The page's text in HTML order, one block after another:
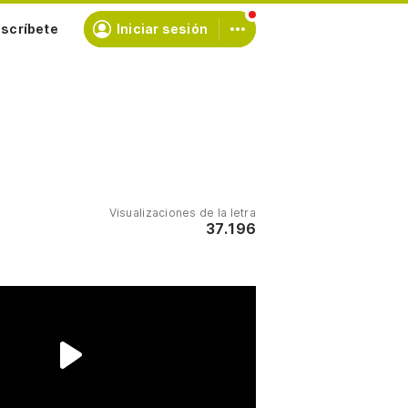
Iniciar sesión
Visualizaciones de la letra
37.196